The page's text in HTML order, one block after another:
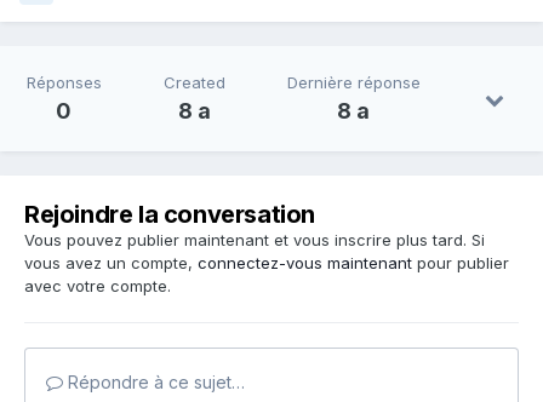
Réponses
0
Created
8 a
Dernière réponse
8 a
Rejoindre la conversation
Vous pouvez publier maintenant et vous inscrire plus tard. Si
vous avez un compte, connectez-vous maintenant pour publier
avec votre compte.
Répondre à ce sujet…